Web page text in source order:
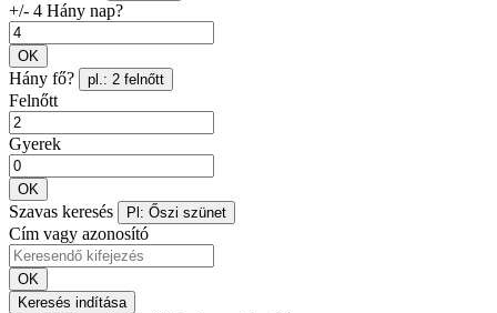
+/- 4 Hány nap?
OK
Hány fő? pl.: 2 felnőtt
Felnőtt
Gyerek
OK
Szavas keresés Pl: Őszi szünet
Cím vagy azonosító
OK
Keresés indítása